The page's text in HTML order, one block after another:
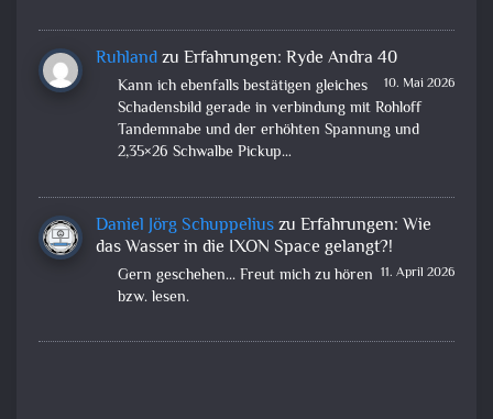
Ruhlandzu Erfahrungen: Ryde Andra 40
10. Mai 2026
Kann ich ebenfalls bestätigen gleiches
Schadensbild gerade in verbindung mit Rohloff
Tandemnabe und der erhöhten Spannung und
2,35×26 Schwalbe Pickup…
Daniel Jörg Schuppeliuszu Erfahrungen: Wie
das Wasser in die IXON Space gelangt?!
11. April 2026
Gern geschehen... Freut mich zu hören
bzw. lesen.